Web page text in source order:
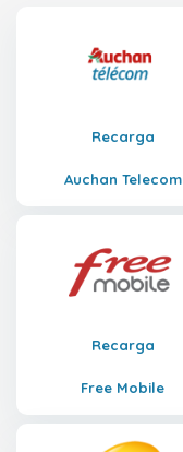
Recarga
Auchan Telecom
Recarga
Free Mobile